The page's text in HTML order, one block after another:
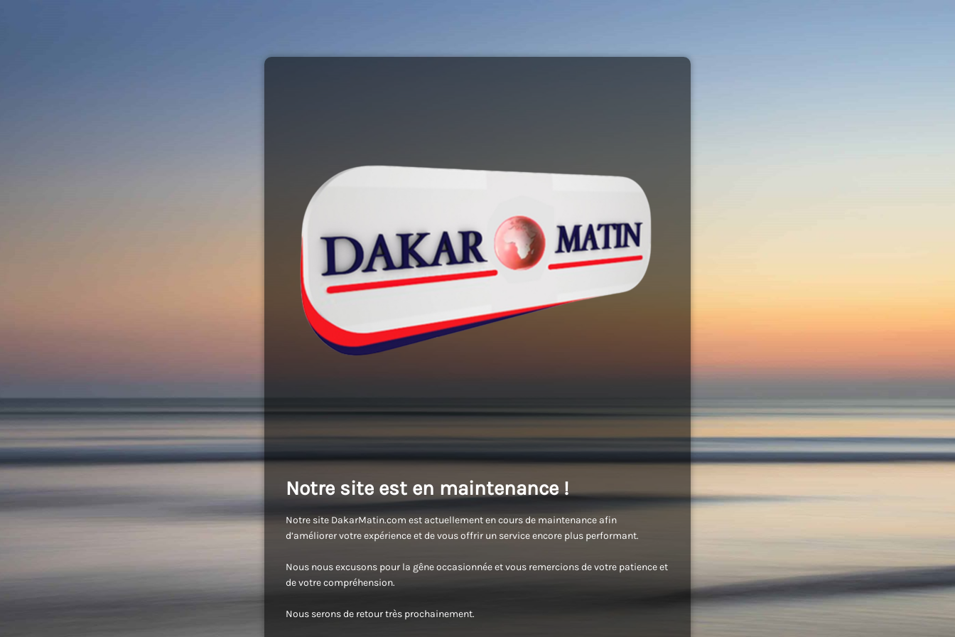
Notre site est en maintenance !
Notre site DakarMatin.com est actuellement en cours de maintenance afin
d’améliorer votre expérience et de vous offrir un service encore plus performant.
Nous nous excusons pour la gêne occasionnée et vous remercions de votre patience et
de votre compréhension.
Nous serons de retour très prochainement.